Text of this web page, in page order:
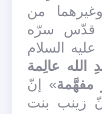
من
قدّس سرّه
عليه السلام
الله عالِمة
مفهَّمة» إنّ
زينب بنت